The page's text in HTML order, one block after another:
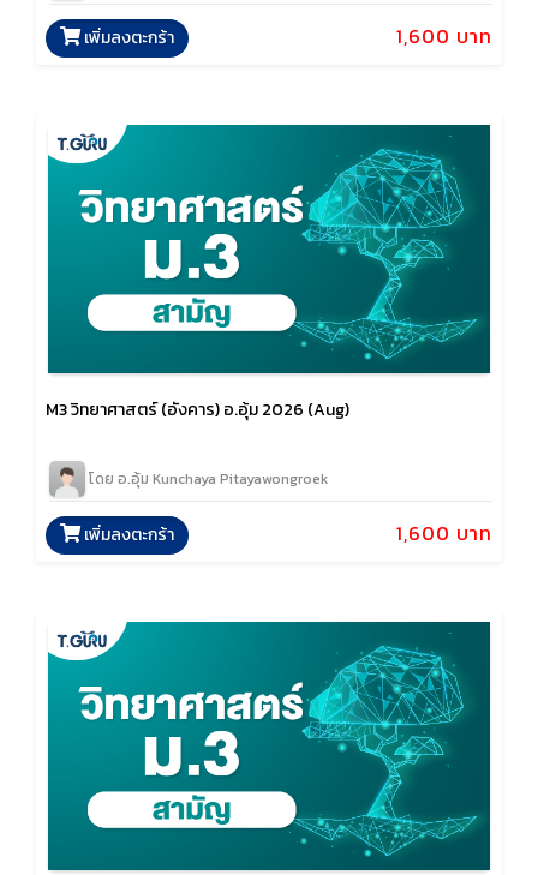
1,600 บาท
เพิ่มลงตะกร้า
M3 วิทยาศาสตร์ (อังคาร) อ.อุ้ม 2026 (Aug)
โดย อ.อุ้ม Kunchaya Pitayawongroek
1,600 บาท
เพิ่มลงตะกร้า